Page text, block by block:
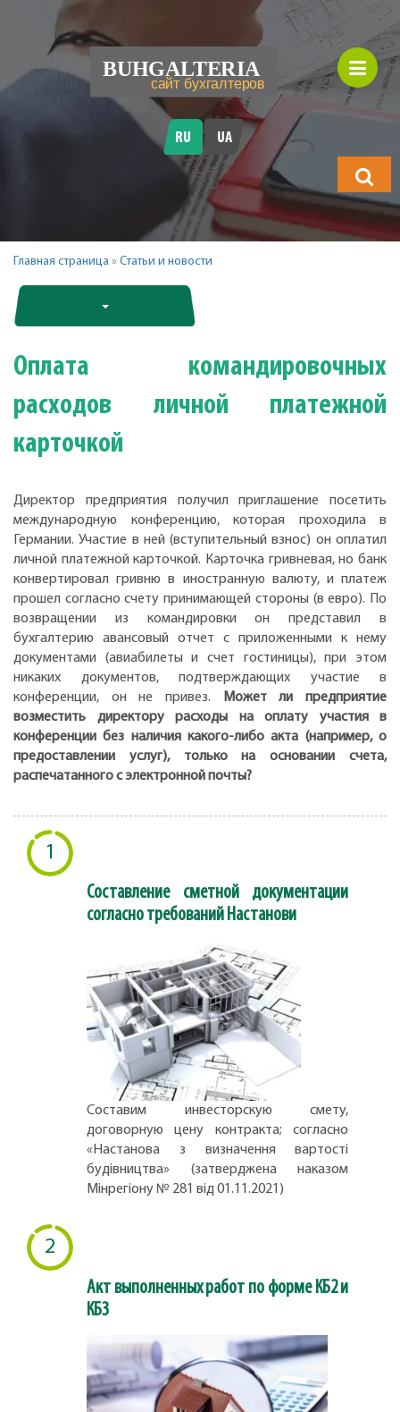
будете
искать?
RU UA
Главная страница » Статьи и новости
Оплата командировочных
расходов личной платежной
карточкой
Директор предприятия получил приглашение посетить
международную конференцию, которая проходила в
Германии. Участие в ней (вступительный взнос) он оплатил
личной платежной карточкой. Карточка гривневая, но банк
конвертировал гривню в иностранную валюту, и платеж
прошел согласно счету принимающей стороны (в евро). По
возвращении из командировки он представил в
бухгалтерию авансовый отчет с приложенными к нему
документами (авиабилеты и счет гостиницы), при этом
никаких документов, подтверждающих участие в
конференции, он не привез.
Может ли предприятие
возместить директору расходы на оплату участия в
конференции без наличия какого-либо акта (например, о
предоставлении услуг), только на основании счета,
распечатанного с электронной почты?
1
Составление сметной документации
согласно требований Настанови
Составим инвесторскую смету,
договорную цену контракта; согласно
«Настанова з визначення вартості
будівництва» (затверджена наказом
Мінрегіону № 281 від 01.11.2021)
2
Акт выполненных работ по форме КБ2 и
КБ3